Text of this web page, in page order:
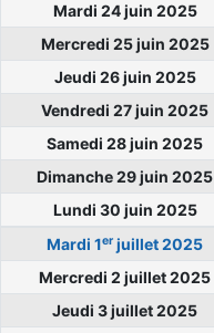
Mardi 24 juin 2025
Mercredi 25 juin 2025
Jeudi 26 juin 2025
Vendredi 27 juin 2025
Samedi 28 juin 2025
Dimanche 29 juin 2025
Lundi 30 juin 2025
Mardi 1er juillet 2025
Mercredi 2 juillet 2025
Jeudi 3 juillet 2025